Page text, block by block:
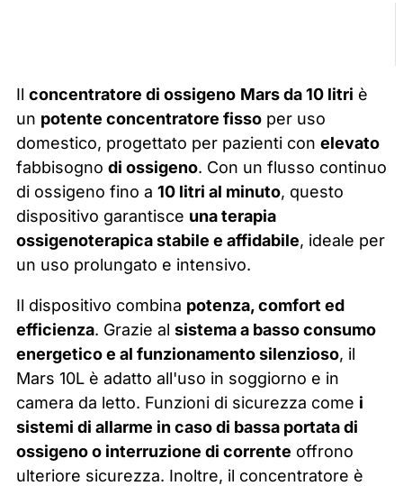
Il concentratore di ossigeno Mars da 10 litri è
un potente concentratore fisso per uso
domestico, progettato per pazienti con elevato
fabbisogno di ossigeno. Con un flusso continuo
di ossigeno fino a 10 litri al minuto, questo
dispositivo garantisce una terapia
ossigenoterapica stabile e affidabile, ideale per
un uso prolungato e intensivo.
Il dispositivo combina potenza, comfort ed
efficienza. Grazie al sistema a basso consumo
energetico e al funzionamento silenzioso, il
Mars 10L è adatto all'uso in soggiorno e in
camera da letto. Funzioni di sicurezza come i
sistemi di allarme in caso di bassa portata di
ossigeno o interruzione di corrente offrono
ulteriore sicurezza. Inoltre, il concentratore è